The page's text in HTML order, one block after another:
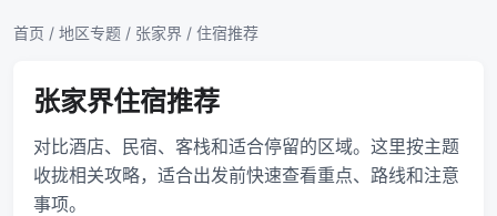
首页 / 地区专题 / 张家界 / 住宿推荐
张家界住宿推荐
对比酒店、民宿、客栈和适合停留的区域。这里按主题
收拢相关攻略，适合出发前快速查看重点、路线和注意
事项。